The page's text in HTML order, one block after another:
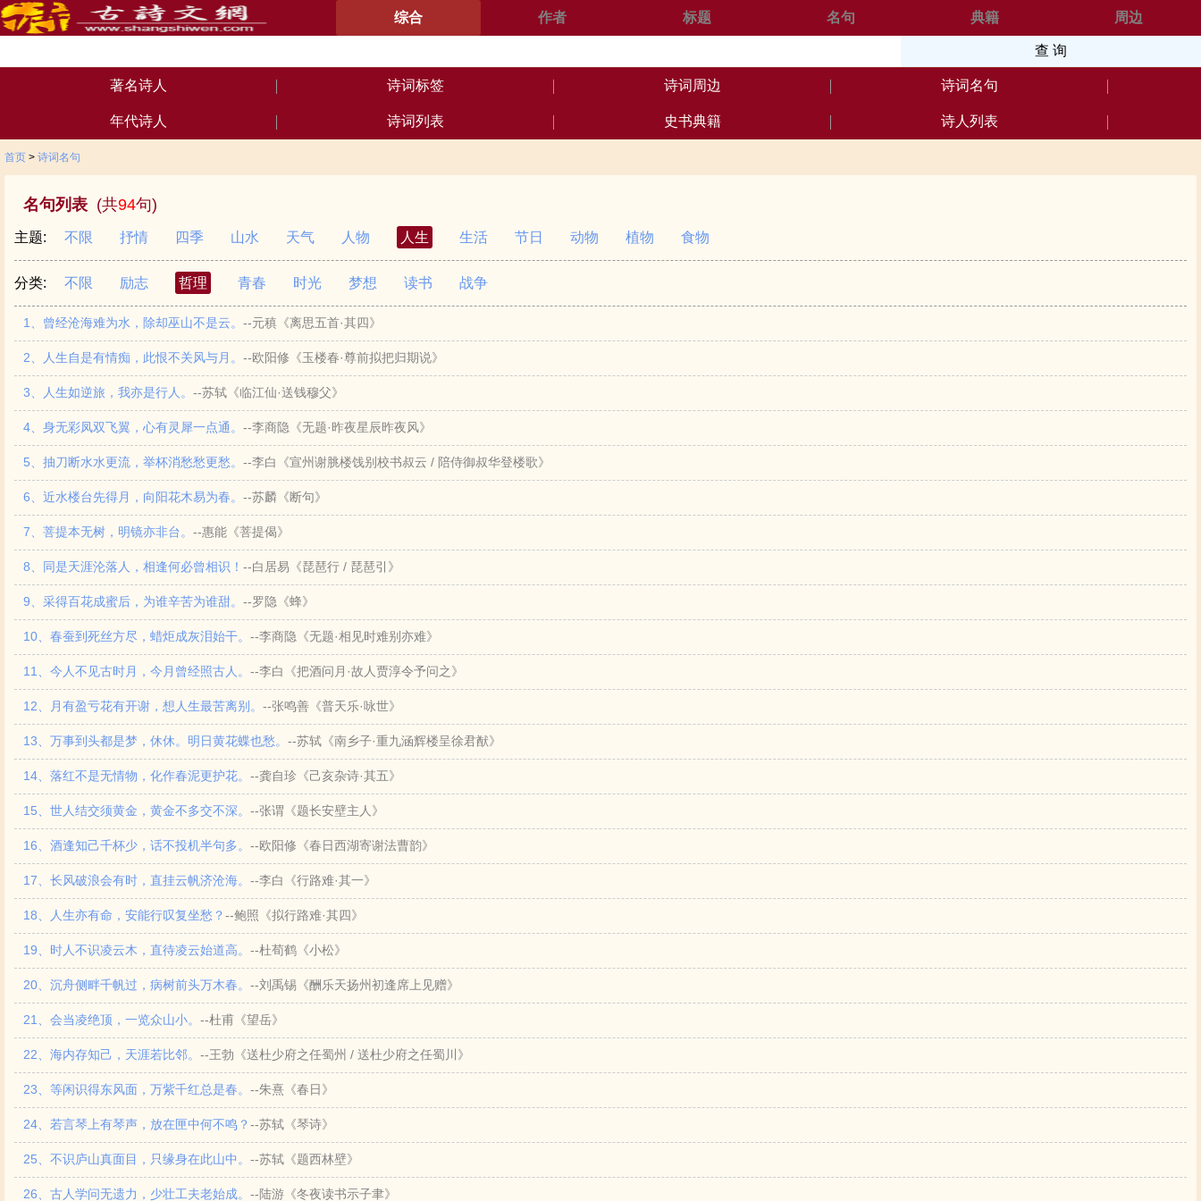
周边
典籍
名句
标题
作者
综合
著名诗人 诗词标签 诗词周边 诗词名句
年代诗人 诗词列表 史书典籍 诗人列表
首页 > 诗词名句
名句列表 (共94句)
主题: 不限 抒情 四季 山水 天气 人物 人生 生活 节日 动物 植物 食物
分类: 不限 励志 哲理 青春 时光 梦想 读书 战争
1、曾经沧海难为水，除却巫山不是云。 --元稹《离思五首·其四》
2、人生自是有情痴，此恨不关风与月。 --欧阳修《玉楼春·尊前拟把归期说》
3、人生如逆旅，我亦是行人。 --苏轼《临江仙·送钱穆父》
4、身无彩凤双飞翼，心有灵犀一点通。 --李商隐《无题·昨夜星辰昨夜风》
5、抽刀断水水更流，举杯消愁愁更愁。 --李白《宣州谢脁楼饯别校书叔云 / 陪侍御叔华登楼歌》
6、近水楼台先得月，向阳花木易为春。 --苏麟《断句》
7、菩提本无树，明镜亦非台。 --惠能《菩提偈》
8、同是天涯沦落人，相逢何必曾相识！ --白居易《琵琶行 / 琵琶引》
9、采得百花成蜜后，为谁辛苦为谁甜。 --罗隐《蜂》
10、春蚕到死丝方尽，蜡炬成灰泪始干。 --李商隐《无题·相见时难别亦难》
11、今人不见古时月，今月曾经照古人。 --李白《把酒问月·故人贾淳令予问之》
12、月有盈亏花有开谢，想人生最苦离别。 --张鸣善《普天乐·咏世》
13、万事到头都是梦，休休。明日黄花蝶也愁。 --苏轼《南乡子·重九涵辉楼呈徐君猷》
14、落红不是无情物，化作春泥更护花。 --龚自珍《己亥杂诗·其五》
15、世人结交须黄金，黄金不多交不深。 --张谓《题长安壁主人》
16、酒逢知己千杯少，话不投机半句多。 --欧阳修《春日西湖寄谢法曹韵》
17、长风破浪会有时，直挂云帆济沧海。 --李白《行路难·其一》
18、人生亦有命，安能行叹复坐愁？--鲍照《拟行路难·其四》
19、时人不识凌云木，直待凌云始道高。 --杜荀鹤《小松》
20、沉舟侧畔千帆过，病树前头万木春。 --刘禹锡《酬乐天扬州初逢席上见赠》
21、会当凌绝顶，一览众山小。 --杜甫《望岳》
22、海内存知己，天涯若比邻。 --王勃《送杜少府之任蜀州 / 送杜少府之任蜀川》
23、等闲识得东风面，万紫千红总是春。 --朱熹《春日》
24、若言琴上有琴声，放在匣中何不鸣？--苏轼《琴诗》
25、不识庐山真面目，只缘身在此山中。 --苏轼《题西林壁》
26、古人学问无遗力，少壮工夫老始成。 --陆游《冬夜读书示子聿》